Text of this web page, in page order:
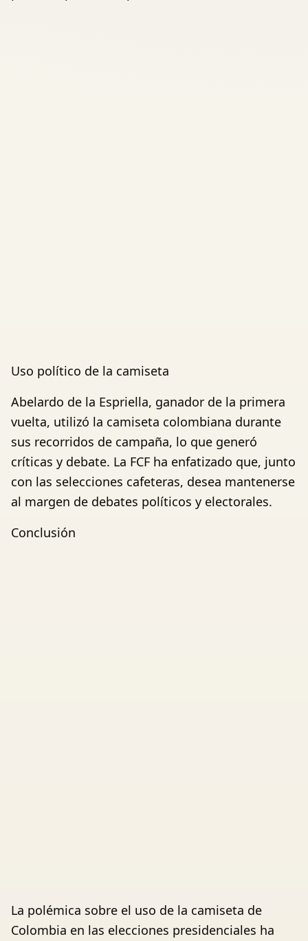
Uso político de la camiseta
Abelardo de la Espriella, ganador de la primera
vuelta, utilizó la camiseta colombiana durante
sus recorridos de campaña, lo que generó
críticas y debate. La FCF ha enfatizado que, junto
con las selecciones cafeteras, desea mantenerse
al margen de debates políticos y electorales.
Conclusión
La polémica sobre el uso de la camiseta de
Colombia en las elecciones presidenciales ha